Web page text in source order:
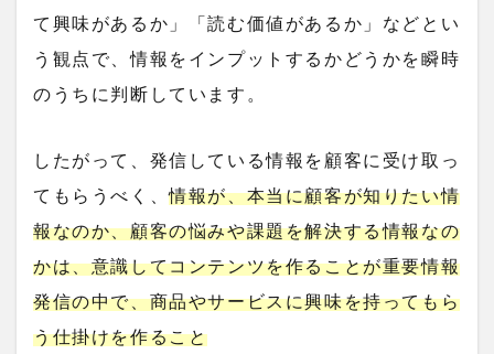
て興味があるか」「読む価値があるか」などとい
う観点で、情報をインプットするかどうかを瞬時
のうちに判断しています。
したがって、発信している情報を顧客に受け取っ
てもらうべく、情報が、本当に顧客が知りたい情
報なのか、顧客の悩みや課題を解決する情報なの
かは、意識してコンテンツを作ることが重要情報
発信の中で、商品やサービスに興味を持ってもら
う仕掛けを作ること